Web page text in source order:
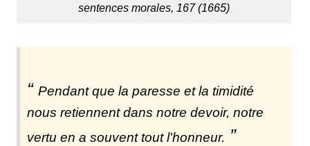
sentences morales, 167 (1665)
Pendant que la paresse et la timidité
nous retiennent dans notre devoir, notre
vertu en a souvent tout l'honneur.